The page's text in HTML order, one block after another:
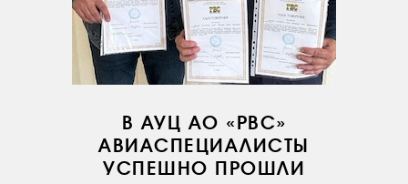
В АУЦ АО «РВС»
АВИАСПЕЦИАЛИСТЫ
УСПЕШНО ПРОШЛИ